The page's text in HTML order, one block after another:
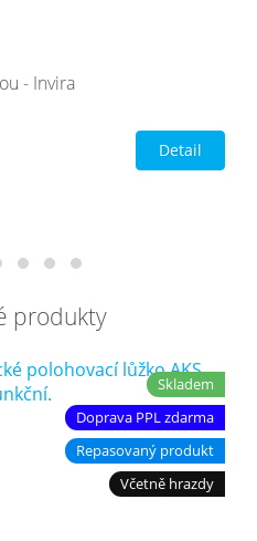
- Invira
Detail
produkty
Skladem
Doprava PPL zdarma
Repasovaný produkt
Včetně hrazdy